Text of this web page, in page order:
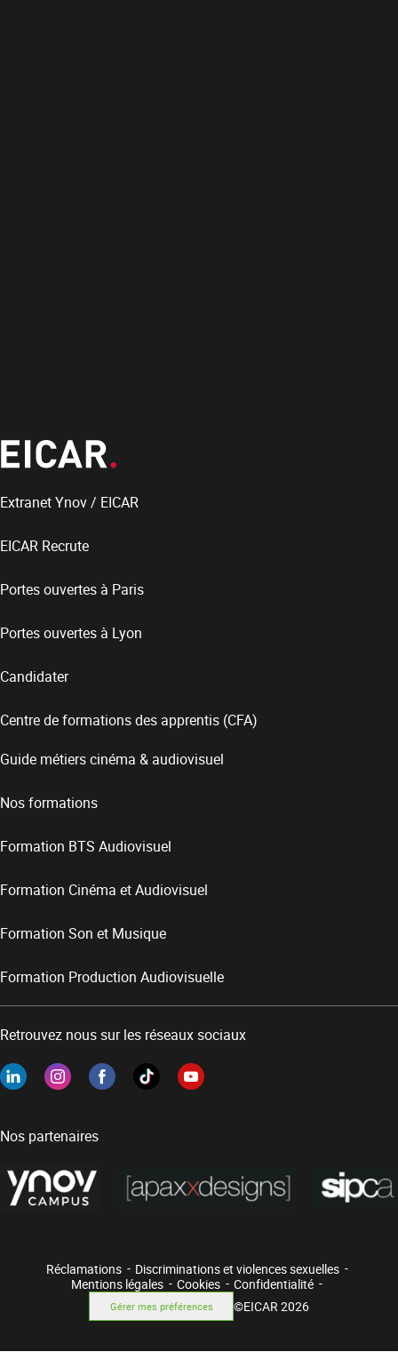
Extranet Ynov / EICAR
EICAR Recrute
Portes ouvertes à Paris
Portes ouvertes à Lyon
Candidater
Centre de formations des apprentis (CFA)
Guide métiers cinéma & audiovisuel
Nos formations
Formation BTS Audiovisuel
Formation Cinéma et Audiovisuel
Formation Son et Musique
Formation Production Audiovisuelle
Retrouvez nous sur les réseaux sociaux
Nos partenaires
Réclamations
Discriminations et violences sexuelles
Mentions légales
Cookies Confidentialité
Gérer mes préférences ©EICAR 2026